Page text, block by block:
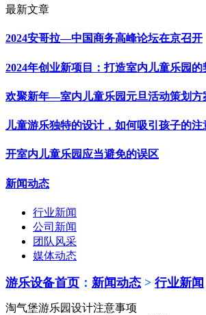
最新文章
2024安哥拉—中国商务高峰论坛在京召开
2024年创业新项目：打造室内儿童乐园的
欢聚新年—室内儿童乐园元旦活动策划方
儿童游乐独特的设计，如何吸引孩子的注
开室内儿童乐园应当避免的误区
新闻动态
行业新闻
公司新闻
团队风采
媒体动态
游乐设备首页 ： 新闻动态 > 行业新闻
淘气堡游乐园设计注意事项